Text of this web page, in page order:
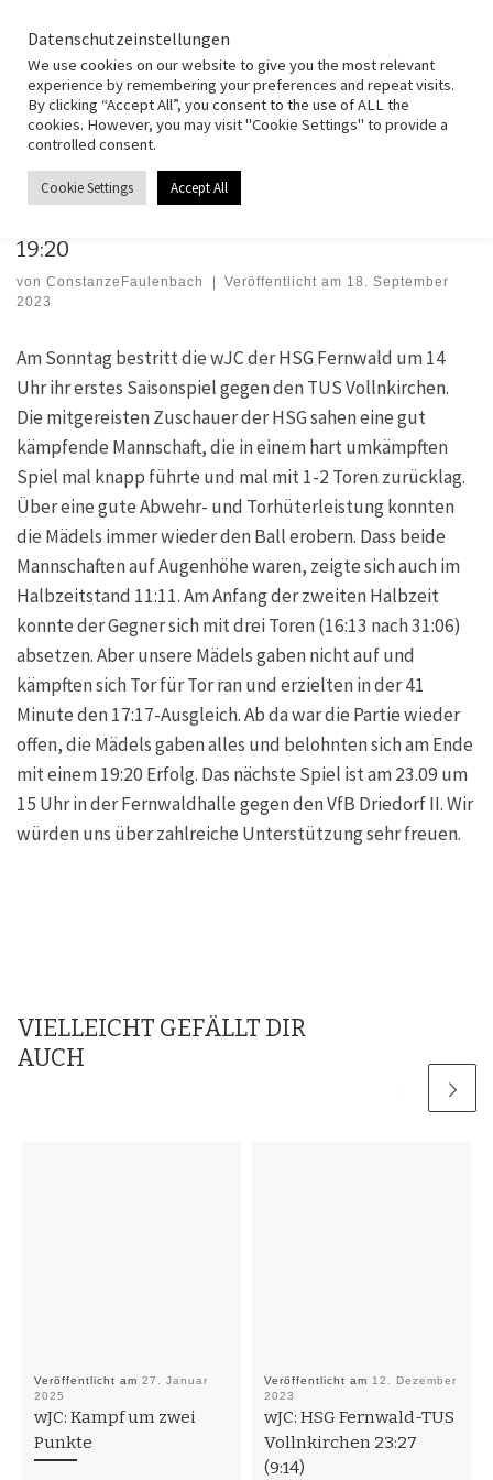
Zum Inhalt springen
HSG Fernwald
Start »Spielberichte» wJC» wJC: TUS Vollnkirchen – HSG Fernwald
19:20
WJC
19:20
von ConstanzeFaulenbach Veröffentlicht am 18. September
2023
Am Sonntag bestritt die wJC der HSG Fernwald um 14
Uhr ihr erstes Saisonspiel gegen den TUS Vollnkirchen.
Die mitgereisten Zuschauer der HSG sahen eine gut
kämpfende Mannschaft, die in einem hart umkämpften
Spiel mal knapp führte und mal mit 1-2 Toren zurücklag.
Über eine gute Abwehr- und Torhüterleistung konnten
die Mädels immer wieder den Ball erobern. Dass beide
Mannschaften auf Augenhöhe waren, zeigte sich auch im
Halbzeitstand 11:11. Am Anfang der zweiten Halbzeit
konnte der Gegner sich mit drei Toren (16:13 nach 31:06)
absetzen. Aber unsere Mädels gaben nicht auf und
kämpften sich Tor für Tor ran und erzielten in der 41
Minute den 17:17-Ausgleich. Ab da war die Partie wieder
offen, die Mädels gaben alles und belohnten sich am Ende
mit einem 19:20 Erfolg. Das nächste Spiel ist am 23.09 um
15 Uhr in der Fernwaldhalle gegen den VfB Driedorf II. Wir
würden uns über zahlreiche Unterstützung sehr freuen.
VIELLEICHT GEFÄLLT DIR
AUCH
Veröffentlicht am27. Januar
2025
wJC: Kampf um zwei
Punkte
Veröffentlicht am 12. Dezember
2023
wJC: HSG Fernwald-TUS
Vollnkirchen 23:27
(9:14)
Datenschutzeinstellungen
We use cookies on our website to give you the most relevant
experience by remembering your preferences and repeat visits.
By clicking “Accept All”, you consent to the use of ALL the
cookies. However, you may visit "Cookie Settings" to provide a
controlled consent.
Cookie Settings Accept All